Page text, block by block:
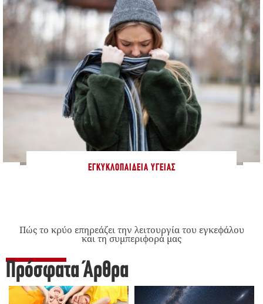
ΕΓΚΥΚΛΟΠΑΊΔΕΙΑ ΥΓΕΊΑΣ
Πώς το κρύο επηρεάζει την λειτουργία του εγκεφάλου
και τη συμπεριφορά μας
Πρόσφατα Άρθρα